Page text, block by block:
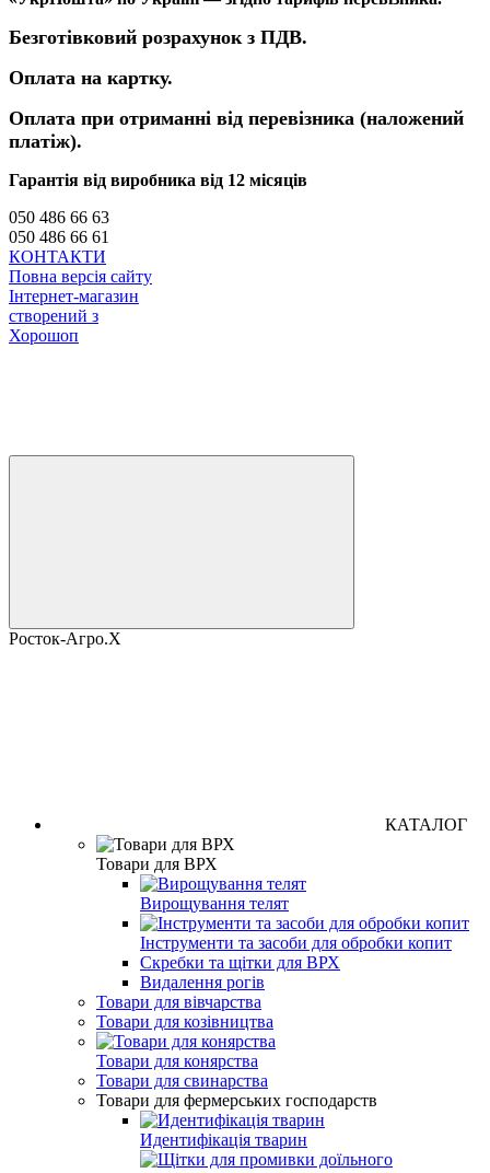
Безготівковий розрахунок з ПДВ.
Оплата на картку.
Оплата при отриманні від перевізника (наложений
платіж).
Гарантія від виробника від 12 місяців
050 486 66 63
050 486 66 61
КОНТАКТИ
Повна версія сайту
Інтернет-магазин
створений з
Хорошоп
Росток-Агро.Х
КАТАЛОГ
Товари для ВРХ
Вирощування телят
Інструменти та засоби для обробки копит
Скребки та щітки для ВРХ
Видалення рогів
Товари для вівчарства
Товари для козівництва
Товари для конярства
Товари для свинарства
Товари для фермерських господарств
Идентифікація тварин